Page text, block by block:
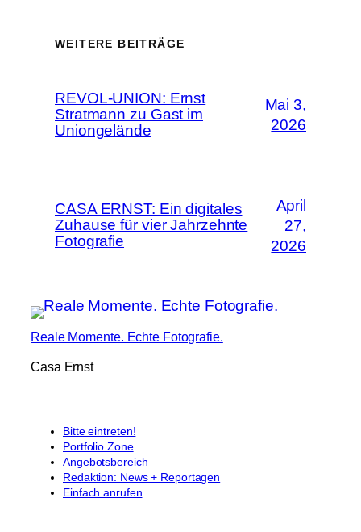
WEITERE BEITRÄGE
REVOL-UNION: Ernst
Stratmann zu Gast im
Uniongelände
Mai 3,
2026
CASA ERNST: Ein digitales
Zuhause für vier Jahrzehnte
Fotografie
April
27,
2026
Reale Momente. Echte Fotografie.
Casa Ernst
Bitte eintreten!
Portfolio Zone
Angebotsbereich
Redaktion: News + Reportagen
Einfach anrufen